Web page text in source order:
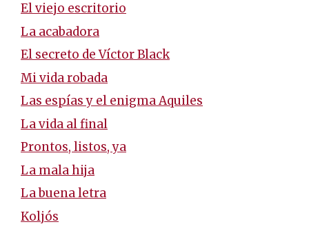
El viejo escritorio
La acabadora
El secreto de Víctor Black
Mi vida robada
Las espías y el enigma Aquiles
La vida al final
Prontos, listos, ya
La mala hija
La buena letra
Koljós